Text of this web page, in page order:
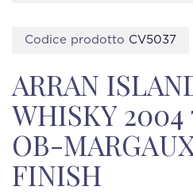
Codice prodotto CV5037
ARRAN
WHISKY 2004
OB-
FINISH